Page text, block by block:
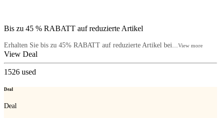
Bis zu 45 % RABATT auf reduzierte Artikel
Erhalten Sie bis zu 45% RABATT auf reduzierte Artikel bei... View more
View Deal
1526 used
Deal
Deal